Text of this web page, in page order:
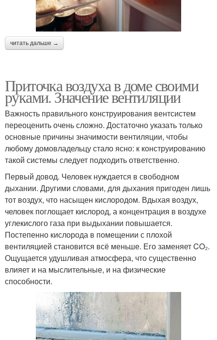
читать дальше →
Приточка воздуха в доме своими
руками. Значение вентиляции
Важность правильного конструирования вентсистем
переоценить очень сложно. Достаточно указать только
основные причины значимости вентиляции, чтобы
любому домовладельцу стало ясно: к конструированию
такой системы следует подходить ответственно.
Первый довод. Человек нуждается в свободном
дыхании. Другими словами, для дыхания пригоден лишь
тот воздух, что насыщен кислородом. Вдыхая воздух,
человек поглощает кислород, а концентрация в воздухе
углекислого газа при выдыхании повышается.
Постепенно кислорода в помещении с плохой
вентиляцией становится всё меньше. Его заменяет CO₂.
Ощущается удушливая атмосфера, что существенно
влияет и на мыслительные, и на физические
способности.